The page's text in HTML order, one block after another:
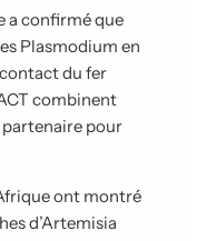
a confirmé que
Plasmodium en
du fer
combinent
pour
ont montré
d’Artemisia